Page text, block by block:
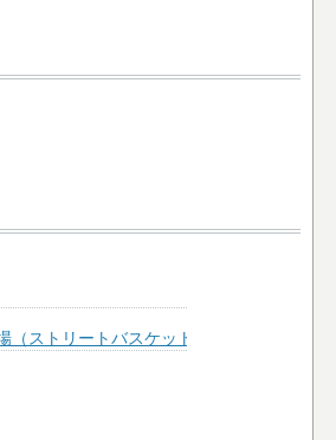
（ストリートバスケットコート）